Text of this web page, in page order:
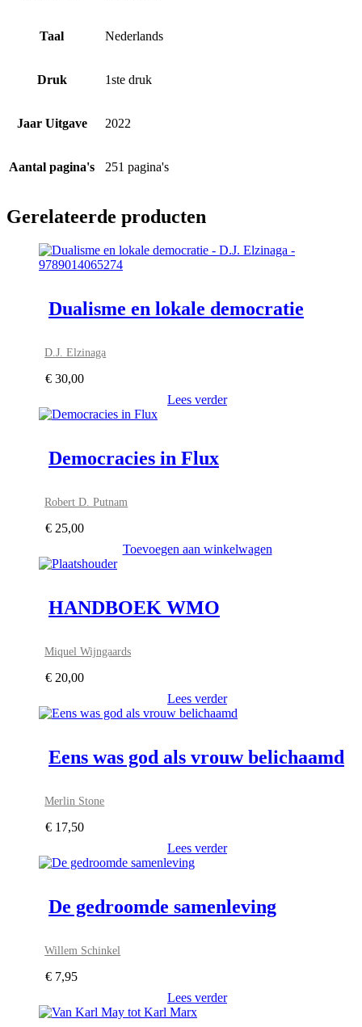
Taal Nederlands
Druk 1ste druk
Jaar Uitgave 2022
Aantal pagina's 251 pagina's
Gerelateerde producten
Dualisme en lokale democratie
D.J. Elzinaga
€ 30,00
Lees verder
Democracies in Flux
Robert D. Putnam
€ 25,00
Toevoegen aan winkelwagen
HANDBOEK WMO
Miquel Wijngaards
€ 20,00
Lees verder
Eens was god als vrouw belichaamd
Merlin Stone
€ 17,50
Lees verder
De gedroomde samenleving
Willem Schinkel
€ 7,95
Lees verder